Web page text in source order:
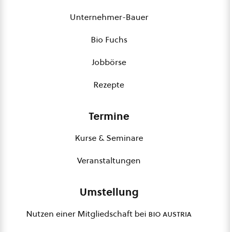
Unternehmer-Bauer
Bio Fuchs
Jobbörse
Rezepte
Termine
Kurse & Seminare
Veranstaltungen
Umstellung
Nutzen einer Mitgliedschaft bei bio austria